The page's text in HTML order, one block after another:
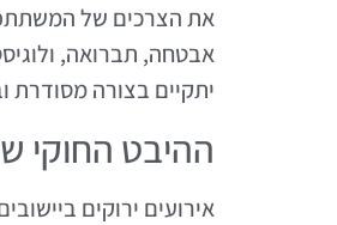
את הצרכים של
אבטחה, תברואה,
יתקיים בצורה
ההיבט החוקי
אירועים ירוקים